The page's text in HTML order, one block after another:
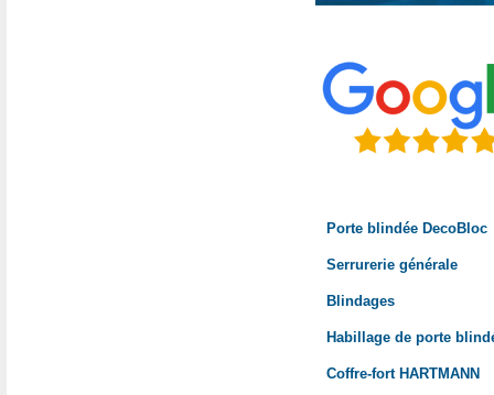
Porte blindée DecoBloc
Serrurerie générale
Blindages
Habillage de porte
Coffre-fort HARTMANN